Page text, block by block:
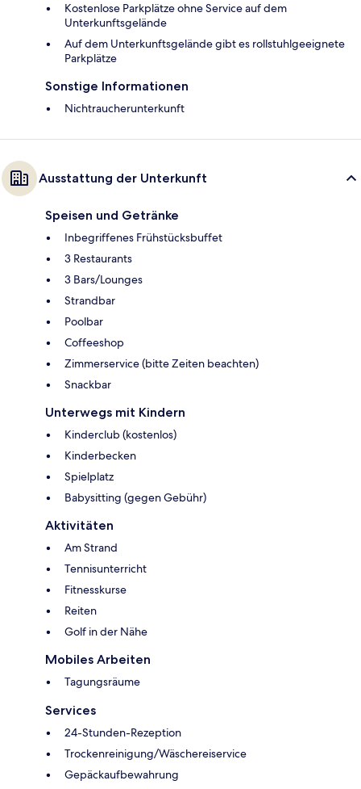
Kostenlose Parkplätze ohne Service auf dem
Unterkunftsgelände
Auf dem Unterkunftsgelände gibt es rollstuhlgeeignete
Parkplätze
Sonstige Informationen
Nichtraucherunterkunft
Ausstattung der Unterkunft
Speisen und Getränke
Inbegriffenes Frühstücksbuffet
3 Restaurants
3 Bars/Lounges
Strandbar
Poolbar
Coffeeshop
Zimmerservice (bitte Zeiten beachten)
Snackbar
Unterwegs mit Kindern
Kinderclub (kostenlos)
Kinderbecken
Spielplatz
Babysitting (gegen Gebühr)
Aktivitäten
Am Strand
Tennisunterricht
Fitnesskurse
Reiten
Golf in der Nähe
Mobiles Arbeiten
Tagungsräume
Services
24-Stunden-Rezeption
Trockenreinigung/Wäschereiservice
Gepäckaufbewahrung